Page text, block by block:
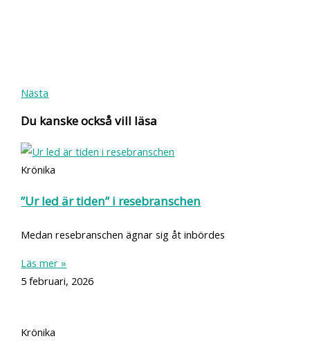
Nästa
Du kanske också vill läsa
Krönika
”Ur led är tiden” i resebranschen
Medan resebranschen ägnar sig åt inbördes
Läs mer »
5 februari, 2026
Krönika